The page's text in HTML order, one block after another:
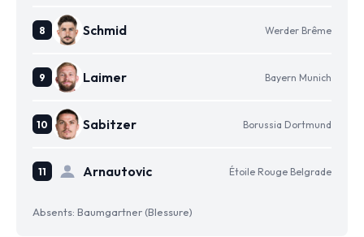
Schmid Werder Brême
Laimer Bayern Munich
Sabitzer Borussia Dortmund
Arnautovic Étoile Rouge Belgrade
Absents: Baumgartner (Blessure)